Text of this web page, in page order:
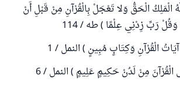
الْمَلِكُ الْحَقُّ وَلا تَعْجَلْ بِالْقُرْآنِ مِنْ قَبْلِ أَنْ
رَبِّ زِدْنِي عِلْمًا ) طه / 114
الْقُرْآنِ وَكِتَابٍ مُبِينٍ ) النمل / 1
مِنْ لَدُنْ حَكِيمٍ عَلِيمٍ ) النمل / 6